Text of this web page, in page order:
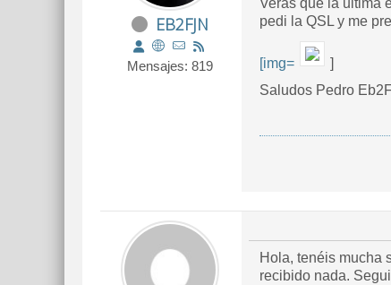
EB2FJN
Mensajes: 819
Veras que la ultima
pedi la QSL y me
[img=
]
Saludos Pedro
Hola, tenéis mucha
recibido nada.